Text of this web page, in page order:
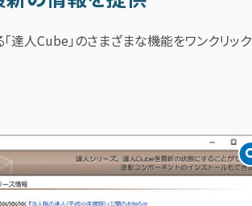
達人Cube」のさまざまな機能をワンクリック